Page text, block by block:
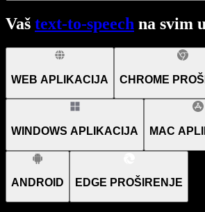
Vaš text-to-speech na svim
WEB APLIKACIJA CHROME
WINDOWS APLIKACIJA MAC
ANDROID EDGE PROŠIRENJE